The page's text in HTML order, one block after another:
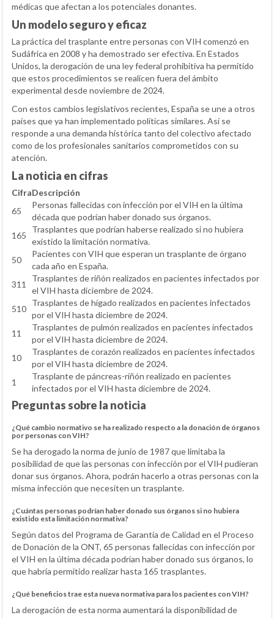
médicas que afectan a los potenciales donantes.
Un modelo seguro y eficaz
La práctica del trasplante entre personas con VIH comenzó en
Sudáfrica en 2008 y ha demostrado ser efectiva. En Estados
Unidos, la derogación de una ley federal prohibitiva ha permitido
que estos procedimientos se realicen fuera del ámbito
experimental desde noviembre de 2024.
Con estos cambios legislativos recientes, España se une a otros
países que ya han implementado políticas similares. Así se
responde a una demanda histórica tanto del colectivo afectado
como de los profesionales sanitarios comprometidos con su
atención.
La noticia en cifras
CifraDescripción
65
Personas fallecidas con infección por el VIH en la última
década que podrían haber donado sus órganos.
165
Trasplantes que podrían haberse realizado si no hubiera
existido la limitación normativa.
50
Pacientes con VIH que esperan un trasplante de órgano
cada año en España.
311
Trasplantes de riñón realizados en pacientes infectados por
el VIH hasta diciembre de 2024.
510
Trasplantes de hígado realizados en pacientes infectados
por el VIH hasta diciembre de 2024.
11
Trasplantes de pulmón realizados en pacientes infectados
por el VIH hasta diciembre de 2024.
10
Trasplantes de corazón realizados en pacientes infectados
por el VIH hasta diciembre de 2024.
1
Trasplante de páncreas-riñón realizado en pacientes
infectados por el VIH hasta diciembre de 2024.
Preguntas sobre la noticia
¿Qué cambio normativo se ha realizado respecto a la donación de órganos
por personas con VIH?
Se ha derogado la norma de junio de 1987 que limitaba la
posibilidad de que las personas con infección por el VIH pudieran
donar sus órganos. Ahora, podrán hacerlo a otras personas con la
misma infección que necesiten un trasplante.
¿Cuántas personas podrían haber donado sus órganos si no hubiera
existido esta limitación normativa?
Según datos del Programa de Garantía de Calidad en el Proceso
de Donación de la ONT, 65 personas fallecidas con infección por
el VIH en la última década podrían haber donado sus órganos, lo
que habría permitido realizar hasta 165 trasplantes.
¿Qué beneficios trae esta nueva normativa para los pacientes con VIH?
La derogación de esta norma aumentará la disponibilidad de